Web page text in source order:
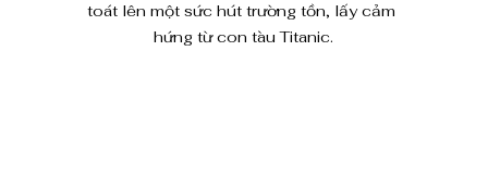
toát lên một sức hút trường tồn, lấy cảm
hứng từ con tàu Titanic.